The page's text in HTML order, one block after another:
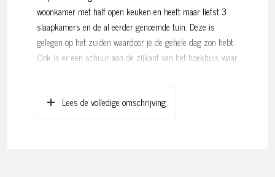
woonkamer met half open keuken en heeft maar liefst 3
slaapkamers en de al eerder genoemde tuin. Deze is
gelegen op het zuiden waardoor je de gehele dag zon hebt.
Ook is er een schuur aan de zijkant van het hoekhuis waar
Indeling:Lees de volledige omschrijving